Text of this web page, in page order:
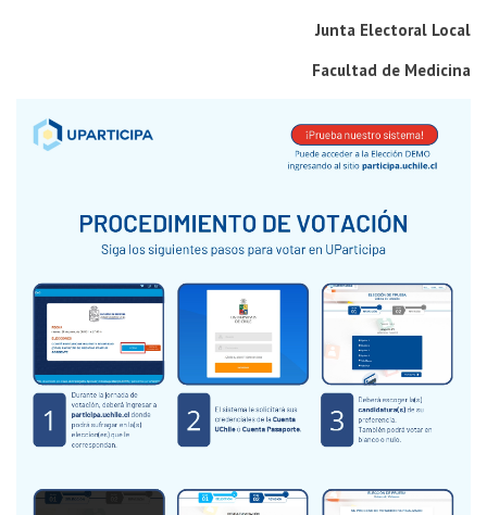
Junta Electoral Local
Facultad de Medicina